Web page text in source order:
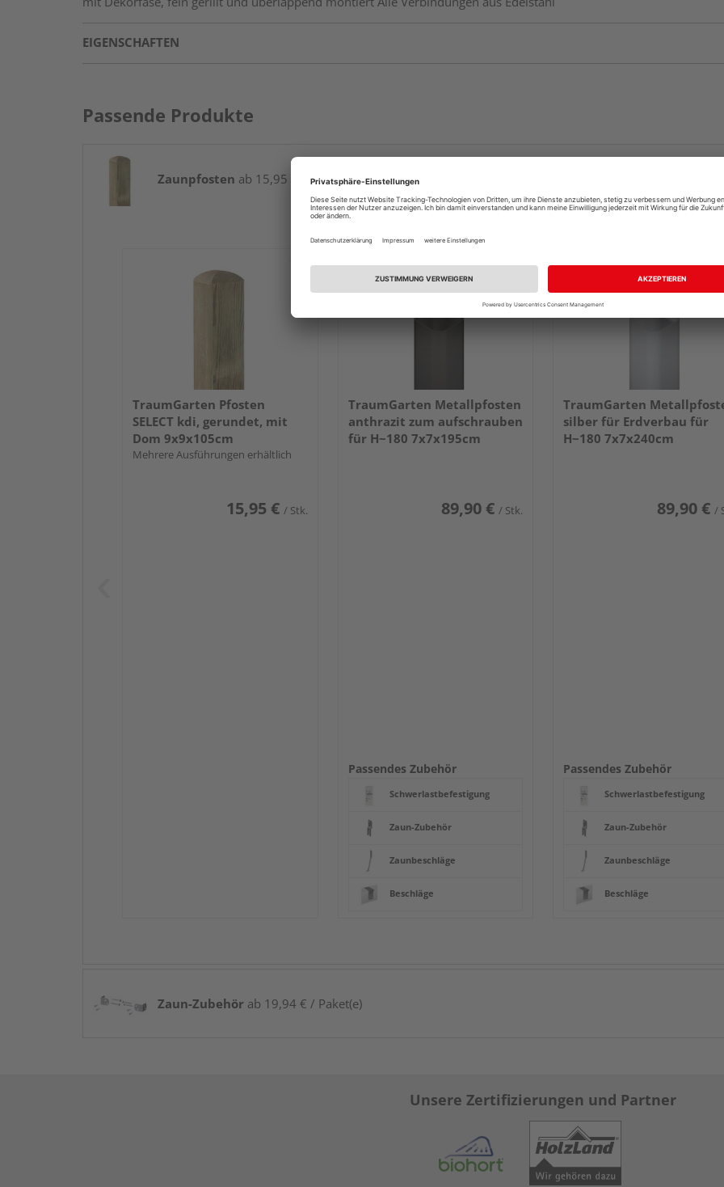
EIGENSCHAFTEN
Passende Produkte
Zaunpfosten ab 15,95 € / Stk.
TraumGarten Pfosten
SELECT kdi, gerundet, mit
Dom 9x9x105cm
Mehrere Ausführungen erhältlich
15,95 € / Stk.
TraumGarten Metallpfosten
anthrazit zum aufschrauben
für H~180 7x7x195cm
89,90 € / Stk.
Passendes Zubehör
Schwerlastbefestigung
Zaun-Zubehör
Zaunbeschläge
Beschläge
TraumGarten
silber für Erdverbau für
H~180 7x7x240cm
89,90 € /
Passendes Zubehör
Schwerlastbefestigung
Zaun-Zubehör
Zaunbeschläge
Beschläge
Zaun-Zubehör ab 19,94 € / Paket(e)
Unsere Zertifizierungen und Partner